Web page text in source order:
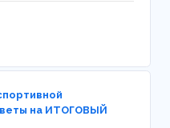
на ИТОГОВЫЙ